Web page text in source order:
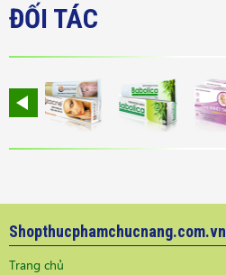
ĐỐI TÁC
Shopthucphamchucnang.com.vn
Trang chủ